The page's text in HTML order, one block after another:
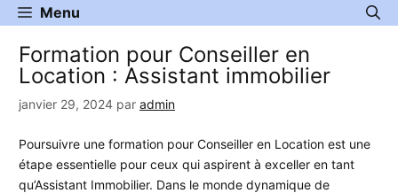
Aller
au
contenu
Menu
Formation pour Conseiller en
Location : Assistant immobilier
janvier 29, 2024 par admin
Poursuivre une formation pour Conseiller en Location est une
étape essentielle pour ceux qui aspirent à exceller en tant
qu’Assistant Immobilier. Dans le monde dynamique de